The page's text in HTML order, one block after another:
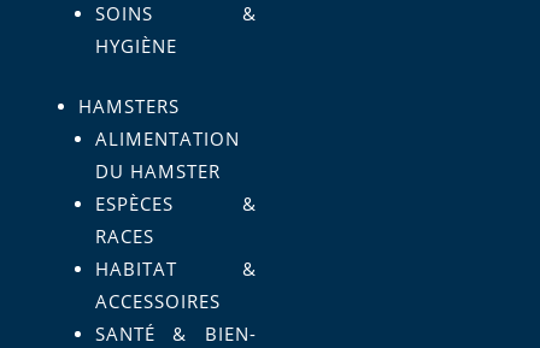
SOINS &
HYGIÈNE
HAMSTERS
ALIMENTATION
DU HAMSTER
ESPÈCES &
RACES
HABITAT &
ACCESSOIRES
SANTÉ & BIEN-